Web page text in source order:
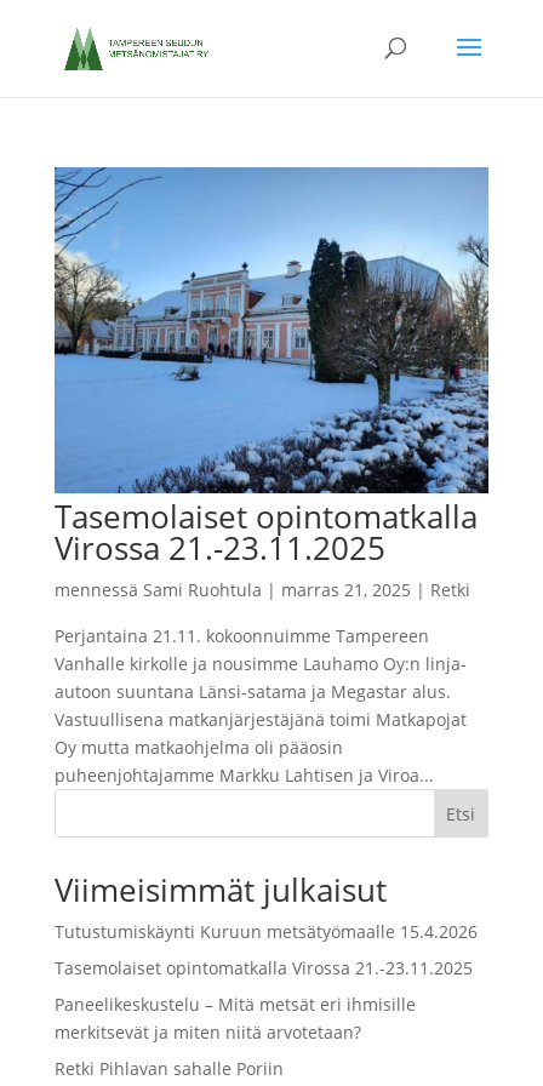
Tasemolaiset opintomatkalla
Virossa 21.-23.11.2025
mennessä Sami Ruohtula | marras 21, 2025 | Retki
Perjantaina 21.11. kokoonnuimme Tampereen
Vanhalle kirkolle ja nousimme Lauhamo Oy:n linja-
autoon suuntana Länsi-satama ja Megastar alus.
Vastuullisena matkanjärjestäjänä toimi Matkapojat
Oy mutta matkaohjelma oli pääosin
puheenjohtajamme Markku Lahtisen ja Viroa...
Etsi
Viimeisimmät julkaisut
Tutustumiskäynti Kuruun metsätyömaalle 15.4.2026
Tasemolaiset opintomatkalla Virossa 21.-23.11.2025
Paneelikeskustelu – Mitä metsät eri ihmisille
merkitsevät ja miten niitä arvotetaan?
Retki Pihlavan sahalle Poriin